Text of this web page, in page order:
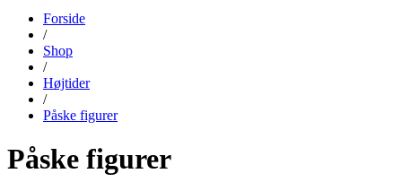
Forside
/
Shop
/
Højtider
/
Påske figurer
Påske figurer